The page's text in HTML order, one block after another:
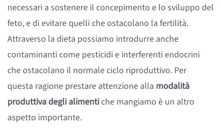
necessari a sostenere il concepimento e lo sviluppo del
feto, e di evitare quelli che ostacolano la fertilità.
Attraverso la dieta possiamo introdurre anche
contaminanti come pesticidi e interferenti endocrini
che ostacolano il normale ciclo riproduttivo. Per
questa ragione prestare attenzione alla modalità
produttiva degli alimentiche mangiamo è un altro
aspetto importante.